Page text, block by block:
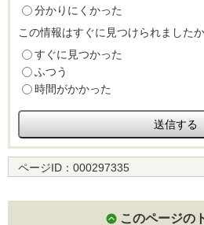
分かりにくかった
この情報はすぐに見つけられました
すぐに見つかった
ふつう
時間がかかった
ページID： 000297335
このページの